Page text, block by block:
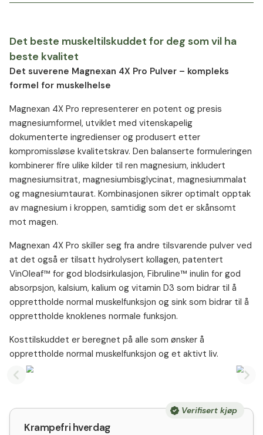
Det beste muskeltilskuddet for deg som vil ha
beste kvalitet
Det suverene Magnexan 4X Pro Pulver – kompleks
formel for muskelhelse
Magnexan 4X Pro representerer en potent og presis
magnesiumformel, utviklet med vitenskapelig
dokumenterte ingredienser og produsert etter
kompromissløse kvalitetskrav. Den balanserte formuleringen
kombinerer fire ulike kilder til ren magnesium, inkludert
magnesiumsitrat, magnesiumbisglycinat, magnesiummalat
og magnesiumtaurat. Kombinasjonen sikrer optimalt opptak
av magnesium i kroppen, samtidig som det er skånsomt
mot magen.
Magnexan 4X Pro skiller seg fra andre tilsvarende pulver ved
at det også er tilsatt hydrolysert kollagen, patentert
VinOleaf™ for god blodsirkulasjon, Fibruline™ inulin for god
absorpsjon, kalsium, kalium og vitamin D3 som bidrar til å
opprettholde normal muskelfunksjon og sink som bidrar til å
opprettholde knoklenes normale funksjon.
Kosttilskuddet er beregnet på alle som ønsker å
opprettholde normal muskelfunksjon og et aktivt liv.
Previous slide
Verifisert kjøp
Krampefri hverdag